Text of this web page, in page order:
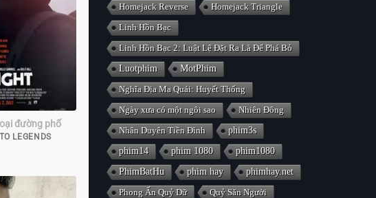
đường phố
LEGENDS
Homejack Reverse
Homejack Triangle
Linh Hồn Bạc
Linh Hồn Bạc 2: Luật Lệ Đặt Ra Là Để Phá Bỏ
Luotphim
MotPhim
Nghĩa Địa Ma Quái: Huyết Thống
Ngày xưa có một ngôi sao
Nhiên Đông
Nhân Duyên Tiền Đình
phim3s
phim14
phim 1080
phim1080
PhimBatHu
phim hay
phimhay.net
Phong Ấn Quỷ Dữ
Quỷ Săn Người